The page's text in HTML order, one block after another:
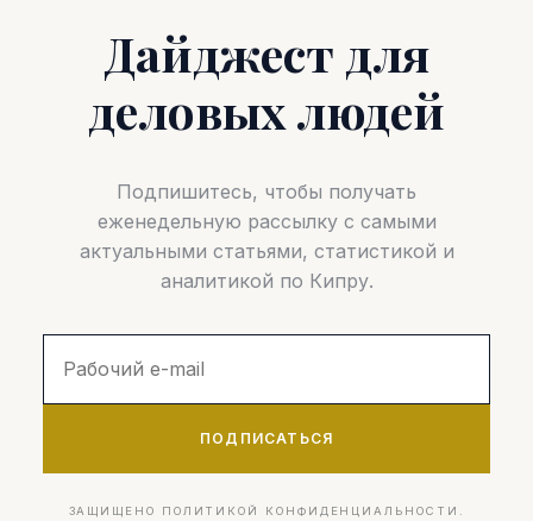
Дайджест для
деловых людей
Подпишитесь, чтобы получать
еженедельную рассылку с самыми
актуальными статьями, статистикой и
аналитикой по Кипру.
ПОДПИСАТЬСЯ
ЗАЩИЩЕНО ПОЛИТИКОЙ КОНФИДЕНЦИАЛЬНОСТИ.